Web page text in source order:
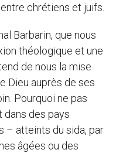
chrétiens et juifs.
Barbarin, que nous
théologique et une
de nous la mise
Dieu auprès de ses
Pourquoi ne pas
des pays
– atteints du sida, par
âgées ou des